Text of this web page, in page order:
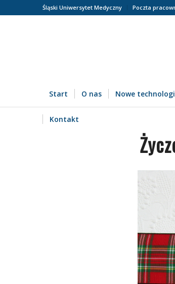
Śląski Uniwersytet Medyczny Poczta
Start O nas Nowe
Kontakt